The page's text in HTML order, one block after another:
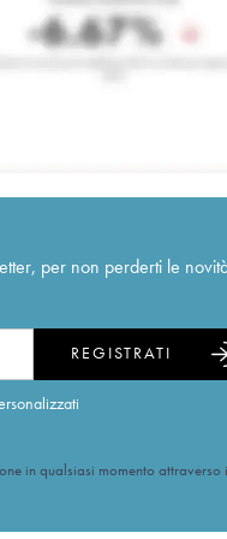
per non perderti le
REGISTRATI
in qualsiasi momento